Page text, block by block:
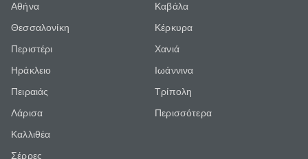
Αθήνα
Θεσσαλονίκη
Περιστέρι
Ηράκλειο
Πειραιάς
Λάρισα
Καλλιθέα
Σέρρες
Καβάλα
Κέρκυρα
Χανιά
Ιωάννινα
Τρίπολη
Περισσότερα